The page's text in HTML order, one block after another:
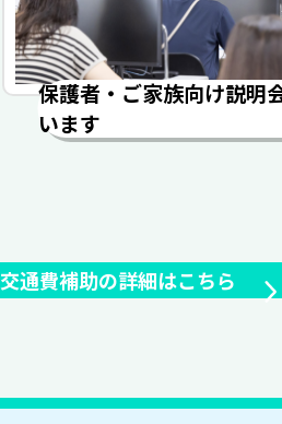
保護者・ご家族向け説明
います
交通費補助の詳細はこちら